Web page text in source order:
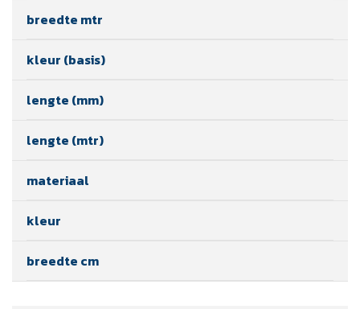
breedte mtr
kleur (basis)
lengte (mm)
lengte (mtr)
materiaal
kleur
breedte cm